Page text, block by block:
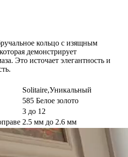
кольцо с изящным
демонстрирует
Это источает элегантность и
Solitaire,Уникальный
585 Белое золото
3 до 12
2.5 мм до 2.6 мм